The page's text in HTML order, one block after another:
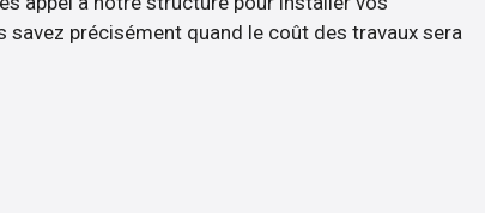
savez précisément quand le coût des travaux sera